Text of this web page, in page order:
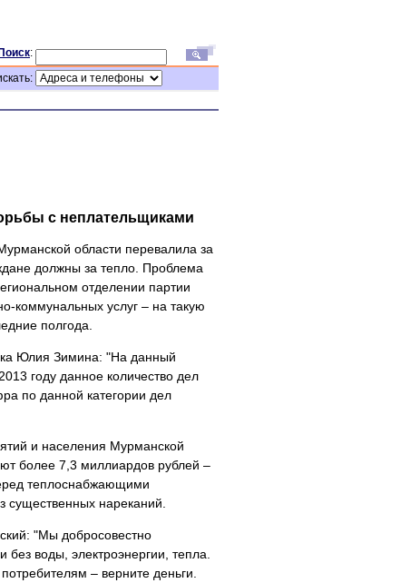
Поиск:
с неплательщиками
области перевалила за
должны за тепло. Проблема
отделении партии
коммунальных услуг – на такую
полгода.
Юлия Зимина: "На данный
году данное количество дел
по данной категории дел
и населения Мурманской
более 7,3 миллиардов рублей –
теплоснабжающими
существенных нареканий.
"Мы добросовестно
воды, электроэнергии, тепла.
– верните деньги.